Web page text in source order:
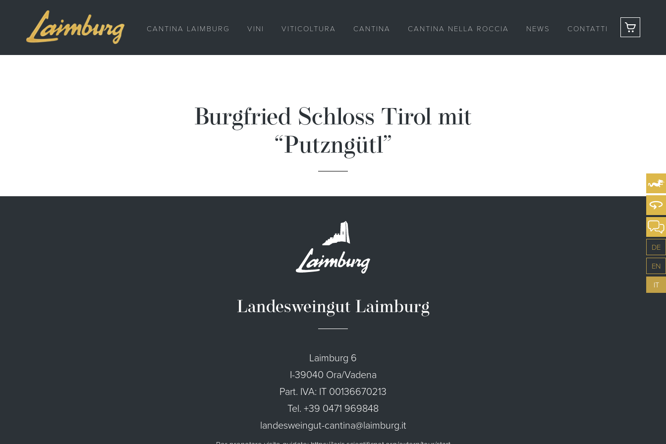
CANTINA LAIMBURG VINI VITICOLTURA CANTINA CANTINA NELLA ROCCIA NEWS CONTATTI
DE
EN
IT
Burgfried Schloss Tirol mit
“Putzngütl”
Landesweingut Laimburg
Laimburg 6
I-39040 Ora/Vadena
Part. IVA: IT 00136670213
Tel. +39 0471 969848
landesweingut-cantina@laimburg.it